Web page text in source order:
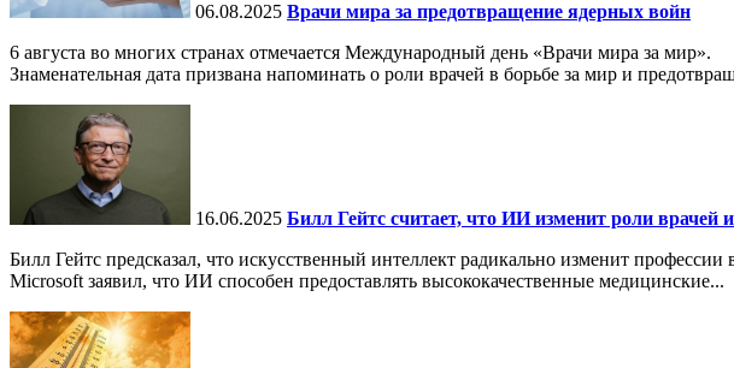
06.08.2025 Врачи мира за предотвращение ядерных войн
6 августа во многих странах отмечается Международный день «Врачи мира за мир».
Знаменательная дата призвана напоминать о роли врачей в борьбе за мир и
16.06.2025 Билл Гейтс считает, что ИИ изменит роли врачей
Билл Гейтс предсказал, что искусственный интеллект радикально изменит
Microsoft заявил, что ИИ способен предоставлять высококачественные медицинские...